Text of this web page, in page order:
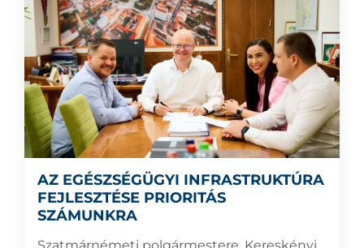
AZ EGÉSZSÉGÜGYI INFRASTRUKTÚRA
FEJLESZTÉSE PRIORITÁS
SZÁMUNKRA